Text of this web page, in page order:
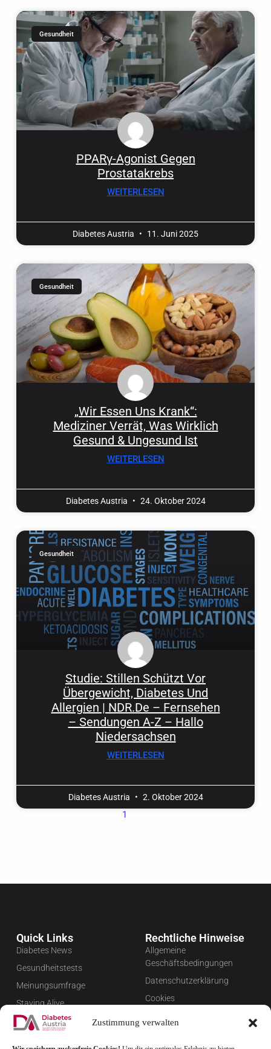
Zustimmung verwalten
Gesundheit
PPARγ-Agonist Gegen
Prostatakrebs
WEITERLESEN
Diabetes Austria 11. Juni 2025
Gesundheit
„Wir Essen Uns Krank“:
Mediziner Verrät, Was Wirklich
Gesund & Ungesund Ist
WEITERLESEN
Diabetes Austria 24. Oktober 2024
Gesundheit
Studie: Stillen Schützt Vor
Übergewicht, Diabetes Und
Allergien | NDR.de – Fernsehen
– Sendungen A-Z – Hallo
Niedersachsen
WEITERLESEN
Diabetes Austria 2. Oktober 2024
1
Quick Links
Diabetes News
Gesundheitstests
Meinungsumfrage
Staying Alive
Favoriten
Rechtliche Hinweise
Allgemeine
Geschäftsbedingungen
Datenschutzerklärung
Cookies